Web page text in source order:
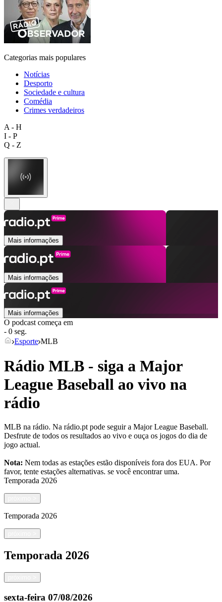
Categorias mais populares
Notícias
Desporto
Sociedade e cultura
Comédia
Crimes verdadeiros
A - H
I - P
Q - Z
Mais informações
Mais informações
Mais informações
O podcast começa em
- 0 seg.
Esporte MLB
Rádio MLB - siga a Major
League Baseball ao vivo na
rádio
MLB na rádio. Na rádio.pt pode seguir a Major League Baseball.
Desfrute de todos os resultados ao vivo e ouça os jogos do dia de
jogo actual.
Nota: Nem todas as estações estão disponíveis fora dos EUA. Por
favor, tente estações alternativas. se você encontrar uma.
Temporada 2026
Temporada 2026
Temporada 2026
sexta-feira 07/08/2026